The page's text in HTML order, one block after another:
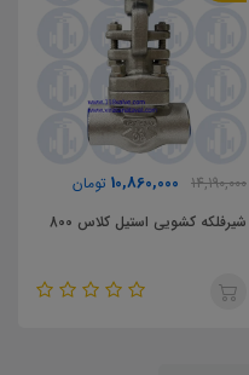
14,190,000
10,860,000 تومان
شیرفلکه کشویی استیل کلاس 800